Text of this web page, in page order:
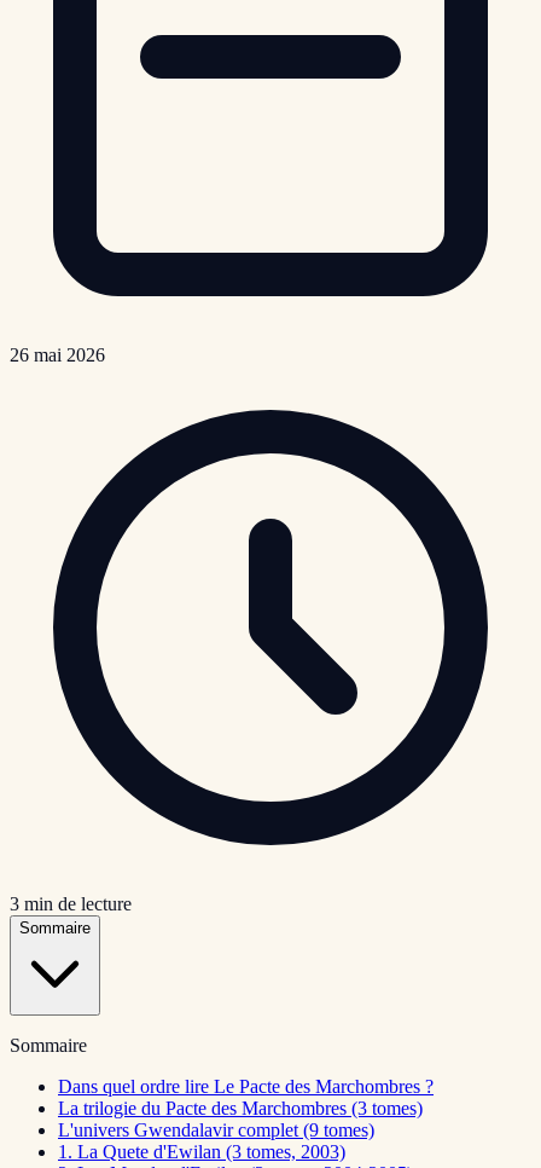
26 mai 2026
3 min de lecture
Sommaire
Sommaire
Dans quel ordre lire Le Pacte des Marchombres ?
La trilogie du Pacte des Marchombres (3 tomes)
L'univers Gwendalavir complet (9 tomes)
1. La Quete d'Ewilan (3 tomes, 2003)